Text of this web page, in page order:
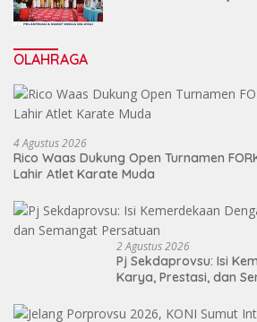
OLAHRAGA
4 Agustus 2026
Rico Waas Dukung Open Turnamen
Lahir Atlet Karate Muda
2 Agustus 2026
Pj Sekdaprovsu: Isi
Karya, Prestasi, dan